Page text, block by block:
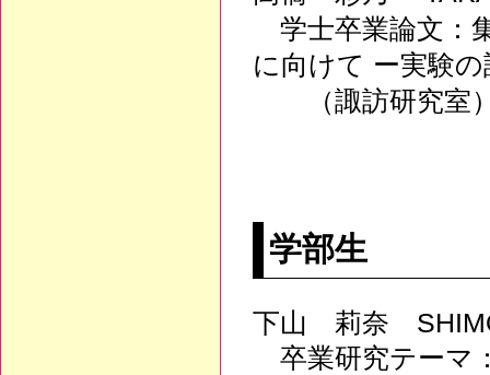
学士卒業論文：
に向けて ー実験
（諏訪研究室
学部生
下山 莉奈
卒業研究テーマ